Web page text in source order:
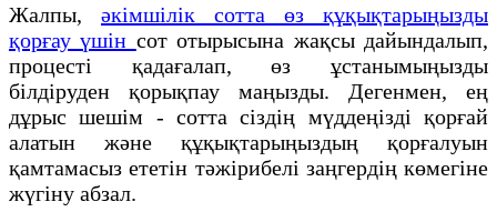
Жалпы, әкімшілік сотта өз құқықтарыңызды
қорғау үшін сот отырысына жақсы дайындалып,
процесті қадағалап, өз ұстанымыңызды
білдіруден қорықпау маңызды. Дегенмен, ең
дұрыс шешім - сотта сіздің мүддеңізді қорғай
алатын және құқықтарыңыздың қорғалуын
қамтамасыз ететін тәжірибелі заңгердің көмегіне
жүгіну абзал.